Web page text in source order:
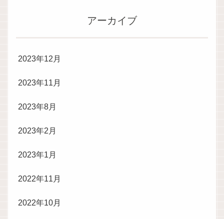
アーカイブ
2023年12月
2023年11月
2023年8月
2023年2月
2023年1月
2022年11月
2022年10月